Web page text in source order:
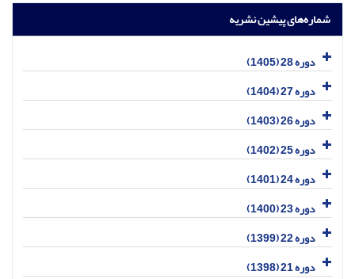
شماره‌های پیشین نشریه
دوره 28 (1405)
دوره 27 (1404)
دوره 26 (1403)
دوره 25 (1402)
دوره 24 (1401)
دوره 23 (1400)
دوره 22 (1399)
دوره 21 (1398)